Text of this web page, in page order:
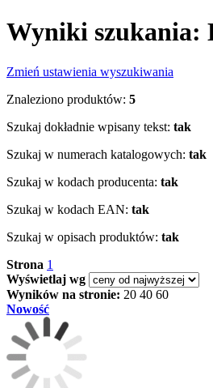
Wyniki szukania:
Zmień ustawienia wyszukiwania
Znaleziono produktów: 5
Szukaj dokładnie wpisany tekst: tak
Szukaj w numerach katalogowych: tak
Szukaj w kodach producenta: tak
Szukaj w kodach EAN: tak
Szukaj w opisach produktów: tak
Strona 1
Wyświetlaj wg
Wyników na stronie: 20 40 60
Nowość